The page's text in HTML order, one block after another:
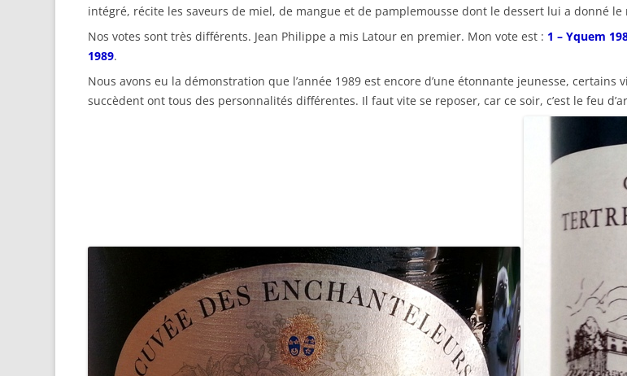
intégré, récite les saveurs de miel, de mangue et de pamplemousse dont le dessert lui a donné le
Nos votes sont très différents. Jean Philippe a mis Latour en premier. Mon vote est : 1 – Yquem
1989.
Nous avons eu la démonstration que l’année 1989 est encore d’une étonnante jeunesse,
succèdent ont tous des personnalités différentes. Il faut vite se reposer, car ce soir, c’est le feu